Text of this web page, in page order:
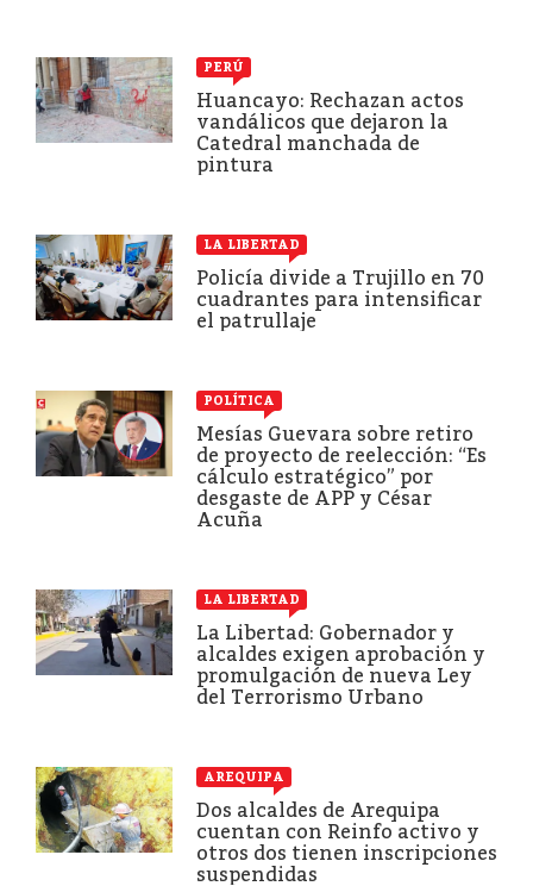
PERÚ
Huancayo: Rechazan actos
vandálicos que dejaron la
Catedral manchada de
pintura
LA LIBERTAD
Policía divide a Trujillo en 70
cuadrantes para intensificar
el patrullaje
POLÍTICA
Mesías Guevara sobre retiro
de proyecto de reelección: “Es
cálculo estratégico” por
desgaste de APP y César
Acuña
LA LIBERTAD
La Libertad: Gobernador y
alcaldes exigen aprobación y
promulgación de nueva Ley
del Terrorismo Urbano
AREQUIPA
Dos alcaldes de Arequipa
cuentan con Reinfo activo y
otros dos tienen inscripciones
suspendidas